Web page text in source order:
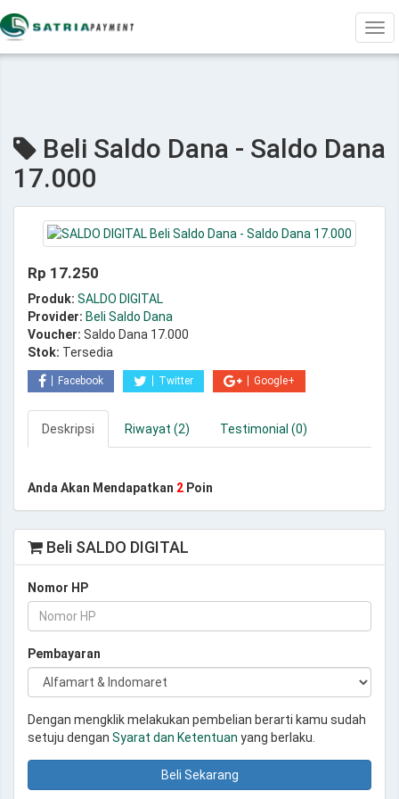
Beli Saldo Dana - Saldo Dana
17.000
Rp 17.250
Produk: SALDO DIGITAL
Provider: Beli Saldo Dana
Voucher: Saldo Dana 17.000
Stok: Tersedia
Facebook Twitter Google+
Deskripsi Riwayat (2) Testimonial (0)
Anda Akan Mendapatkan 2 Poin
Beli SALDO DIGITAL
Nomor HP
Pembayaran
Dengan mengklik melakukan pembelian berarti kamu sudah
setuju dengan Syarat dan Ketentuan yang berlaku.
Beli Sekarang